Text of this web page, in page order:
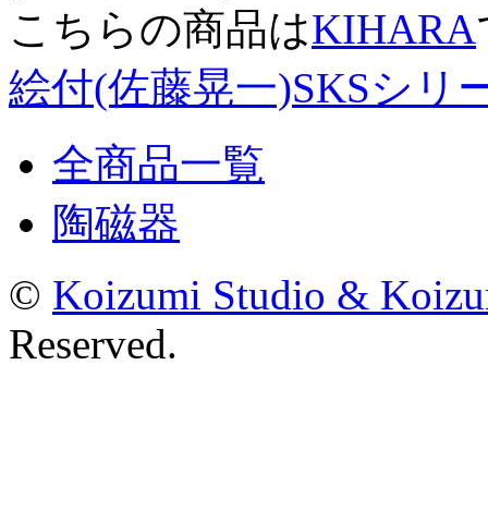
こちらの商品はKIHARA
絵付(佐藤晃一)SKSシリ
全商品一覧
陶磁器
© Koizumi Studio &
Reserved.